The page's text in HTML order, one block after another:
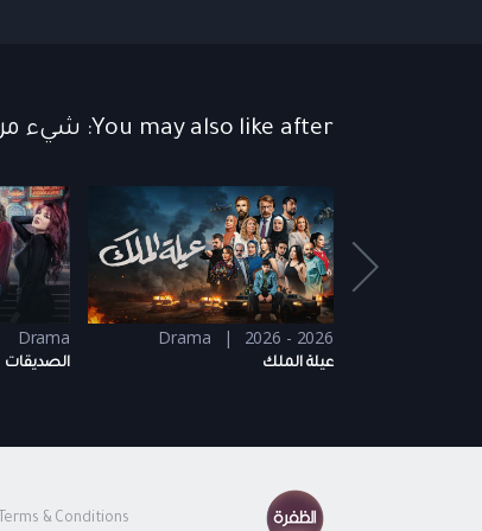
You may also like after: شيء من الماضي
Drama
الصديقات
Drama 2026 - 2026
عيلة الملك
Terms & Conditions